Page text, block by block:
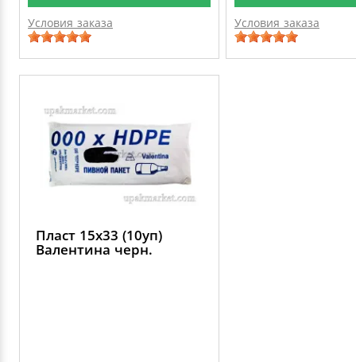
Условия заказа Условия заказа
Пласт 15х33 (10уп)
Валентина черн.